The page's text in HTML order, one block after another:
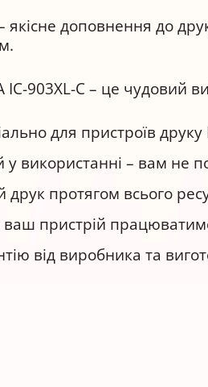
якісне доповнення до
IC-903XL-C – це чудовий
для пристроїв
у використанні – вам не
друк протягом всього
пристрій
від виробника та